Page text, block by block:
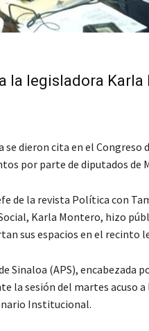
la legisladora
se dieron cita en el
por parte de diputados de
de la revista Política con
Karla Montero, hizo
sus espacios en el recinto
(APS), encabezada
la sesión del martes acuso
Institucional.